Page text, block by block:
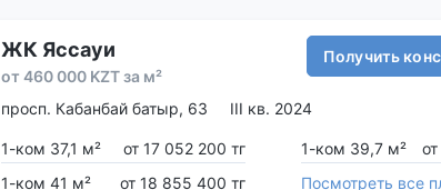
ЖК Яссауи
от 460 000 KZT за м²
Получить
просп. Кабанбай батыр, 63 III кв. 2024
1-ком 37,1 м² от 17 052 200 тг 1-ком 39,7 м²
1-ком 41 м²
от 18 855 400 тг Посмотреть все